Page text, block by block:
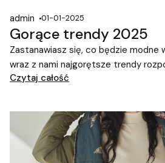
admin 01-01-2025
Gorące trendy 2025
Zastanawiasz się, co będzie modne
wraz z nami najgorętsze trendy
Czytaj całość